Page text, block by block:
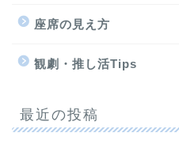
座席の見え方
観劇・推し活Tips
最近の投稿